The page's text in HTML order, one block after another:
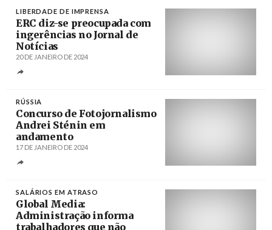
LIBERDADE DE IMPRENSA
ERC diz-se preocupada com
ingerências no Jornal de
Notícias
20 DE JANEIRO DE 2024
RÚSSIA
Concurso de Fotojornalismo
Andrei Sténin em
andamento
17 DE JANEIRO DE 2024
SALÁRIOS EM ATRASO
Global Media:
Administração informa
trabalhadores que não